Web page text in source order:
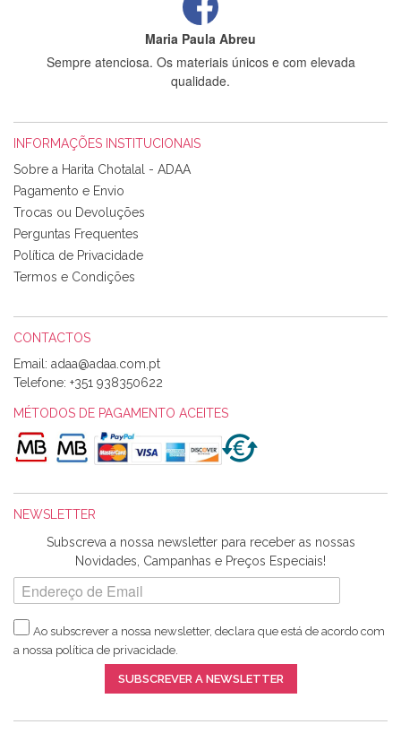
Maria Paula Abreu
Sempre atenciosa. Os materiais únicos e com elevada
qualidade.
Tudo chegou em condições, pois os produtos vieram muito
bem acondicionados. Estou plenamente satisfeita com os
produtos adquiridos. Relativamente à bolsa, tem um tecido
com um padrão e cores muito bonitas e a execução está
perfeitíssima. Futuramente penso voltar a comprar na vossa
loja, têm excelentes artigos a um preço muito justo. A
Alexandra Morais
Olá boa Noite. Os meus tecidos chegaram hoje. Muito
obrigada pelo miminho que dá um jeitaço pras minhas linhas
de bordar e não sei o que pões nos tecidos, mas que cheiram
maravilhosamente ... cheiram! :) Muito Obrigada.
Harita a minha encomenda já chegou. :) Muito obrigada pela
rapidez no envio, pela qualidade dos materiais que me
enviaste e pela simpatia de sempre. :)
Catarina Amaro
5 estrelas. Gosto muito do serviço. A Harita Chotalal é muito
Recomendo.
INFORMAÇÕES INSTITUCIONAIS
Sobre a Harita Chotalal - ADAA
Pagamento e Envio
Trocas ou Devoluções
Perguntas Frequentes
Política de Privacidade
Termos e Condições
CONTACTOS
Email:
Telefone: +351 938350622
MÉTODOS DE PAGAMENTO ACEITES
NEWSLETTER
Subscreva a nossa newsletter para receber as nossas
Novidades, Campanhas e Preços Especiais!
Ao subscrever a nossa newsletter, declara que está de acordo com
a nossa política de privacidade.
SUBSCREVER A NEWSLETTER